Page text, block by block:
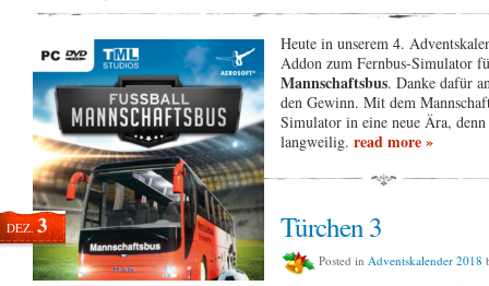
Heute in unserem 4.
Addon zum Fernbus-Simulator
Mannschaftsbus. Danke dafür
den Gewinn. Mit dem
Simulator in eine neue Ära,
langweilig. read more »
DEZ.3 Türchen 3
Posted in Adventskalender 2018